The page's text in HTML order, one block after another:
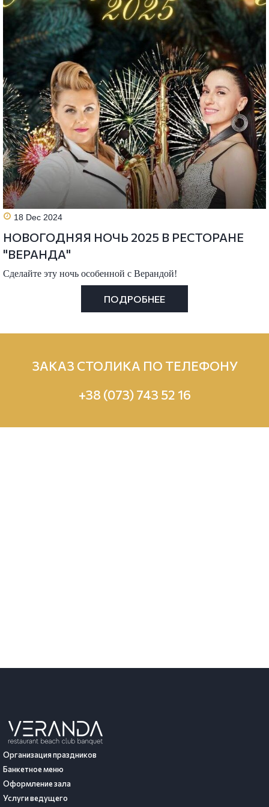
18 Dec 2024
НОВОГОДНЯЯ НОЧЬ 2025 В РЕСТОРАНЕ
"ВЕРАНДА"
Сделайте эту ночь особенной с Верандой!
ПОДРОБНЕЕ
ЗАКАЗ СТОЛИКА ПО ТЕЛЕФОНУ
+38 (073) 743 52 16
Организация праздников
Банкетное меню
Оформление зала
Услуги ведущего